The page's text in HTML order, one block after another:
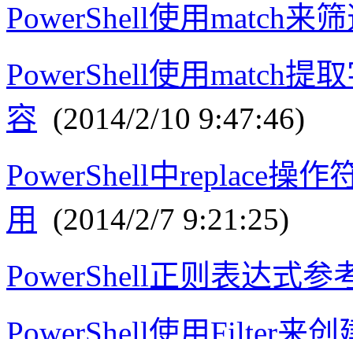
PowerShell使用match来
PowerShell使用match提
容 (2014/2/10 9:47:46)
PowerShell中replace操
用
(2014/2/7 9:21:25)
PowerShell正则表达式参